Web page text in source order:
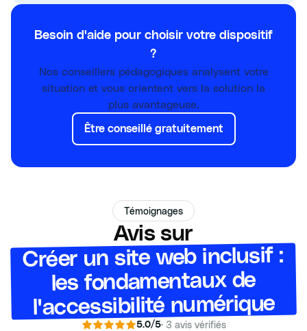
Besoin d'aide pour choisir votre dispositif
?
Nos conseillers pédagogiques analysent votre
situation et vous orientent vers la solution la
plus avantageuse.
Être conseillé gratuitement
Témoignages
Avis sur
Créer un site web inclusif :
les fondamentaux de
l'accessibilité numérique
5.0/5· 3 avis vérifiés